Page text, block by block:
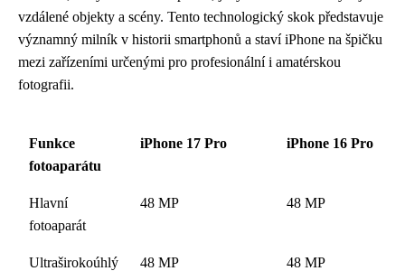
vzdálené objekty a scény. Tento technologický skok představuje
významný milník v historii smartphonů a staví iPhone na špičku
mezi zařízeními určenými pro profesionální i amatérskou
fotografii.
Funkce
fotoaparátu
iPhone 17 Pro iPhone 16 Pro
Hlavní
fotoaparát
48 MP 48 MP
Ultraširokoúhlý
48 MP 48 MP